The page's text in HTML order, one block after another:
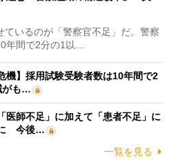
いるのが「警察官不足」だ。警察
年間で2分の1以…
機】採用試験受験者数は10年間で2
がも…
医師不足」に加えて「患者不足」に
に 今後…
一覧を見る